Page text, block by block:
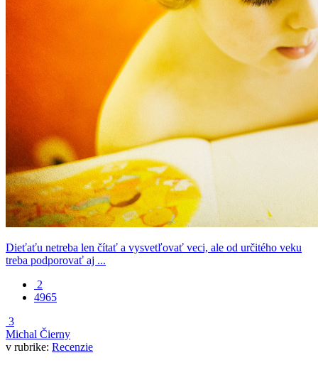
Dieťaťu netreba len čítať a vysvetľovať veci, ale od určitého veku
treba podporovať aj ...
2
4965
3
Michal Čierny
v rubrike: Recenzie